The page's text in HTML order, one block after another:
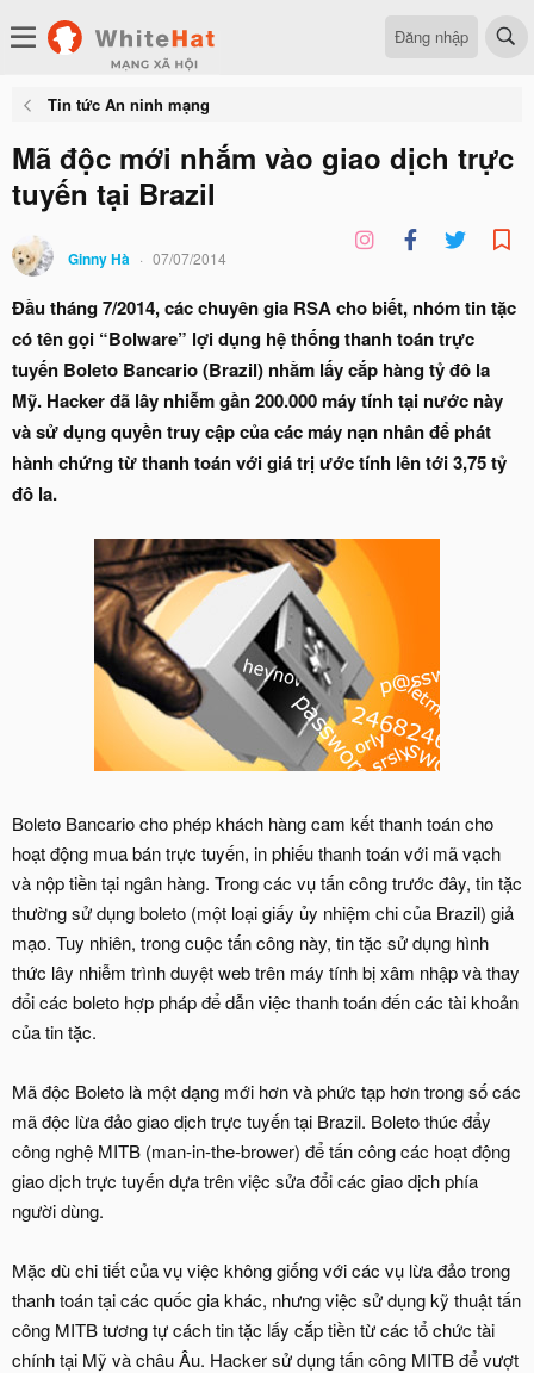
Đăng nhập
Tin tức An ninh mạng
Mã độc mới nhắm vào giao dịch trực
tuyến tại Brazil
Ginny Hà 07/07/2014
Đầu tháng 7/2014, các chuyên gia RSA cho biết, nhóm tin tặc
có tên gọi “Bolware” lợi dụng hệ thống thanh toán trực
tuyến Boleto Bancario (Brazil) nhằm lấy cắp hàng tỷ đô la
Mỹ. Hacker đã lây nhiễm gần 200.000 máy tính tại nước này
và sử dụng quyền truy cập của các máy nạn nhân để phát
hành chứng từ thanh toán với giá trị ước tính lên tới 3,75 tỷ
đô la.
Boleto Bancario cho phép khách hàng cam kết thanh toán cho
hoạt động mua bán trực tuyến, in phiếu thanh toán với mã vạch
và nộp tiền tại ngân hàng. Trong các vụ tấn công trước đây, tin tặc
thường sử dụng boleto (một loại giấy ủy nhiệm chi của Brazil) giả
mạo. Tuy nhiên, trong cuộc tấn công này, tin tặc sử dụng hình
thức lây nhiễm trình duyệt web trên máy tính bị xâm nhập và thay
đổi các boleto hợp pháp để dẫn việc thanh toán đến các tài khoản
của tin tặc.
Mã độc Boleto là một dạng mới hơn và phức tạp hơn trong số các
mã độc lừa đảo giao dịch trực tuyến tại Brazil. Boleto thúc đẩy
công nghệ MITB (man-in-the-brower) để tấn công các hoạt động
giao dịch trực tuyến dựa trên việc sửa đổi các giao dịch phía
người dùng.
Mặc dù chi tiết của vụ việc không giống với các vụ lừa đảo trong
thanh toán tại các quốc gia khác, nhưng việc sử dụng kỹ thuật tấn
công MITB tương tự cách tin tặc lấy cắp tiền từ các tổ chức tài
chính tại Mỹ và châu Âu. Hacker sử dụng tấn công MITB để vượt